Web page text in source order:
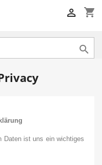
shopping_cart


Daten ist uns ein wichtiges